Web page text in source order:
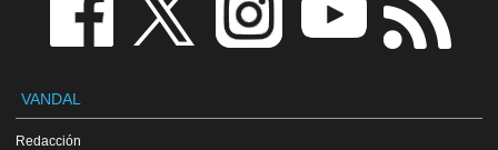
VANDAL
Redacción